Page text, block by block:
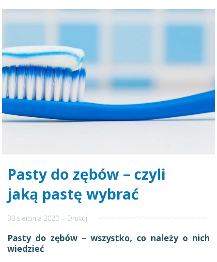
Pasty do zębów – czyli
jaką pastę wybrać
30 sierpnia 2020--- Drukuj
Pasty do zębów – wszystko, co należy o nich
wiedzieć